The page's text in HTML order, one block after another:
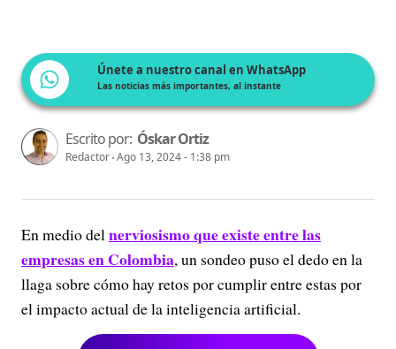
Únete a nuestro canal en WhatsApp
Las noticias más importantes, al instante
Escrito por: Óskar Ortiz
Redactor Ago 13, 2024 - 1:38 pm
En medio delnerviosismo que existe entre las
empresas en Colombia, un sondeo puso el dedo en la
llaga sobre cómo hay retos por cumplir entre estas por
el impacto actual de la inteligencia artificial.